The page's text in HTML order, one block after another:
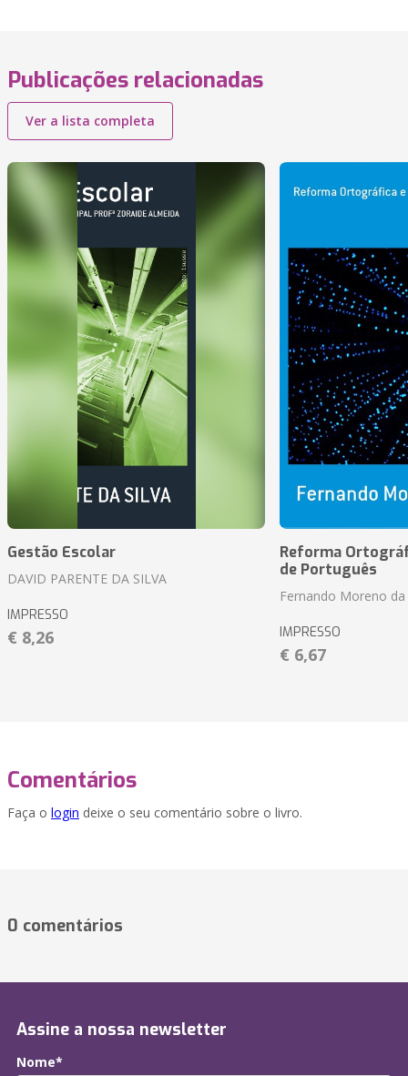
Publicações relacionadas
Ver a lista completa
Gestão Escolar
DAVID PARENTE DA SILVA
IMPRESSO
€ 8,26
Reforma
de Português
Fernando Moreno da
IMPRESSO
€ 6,67
Comentários
Faça o login deixe o seu comentário sobre o livro.
0 comentários
Assine a nossa newsletter
Nome*